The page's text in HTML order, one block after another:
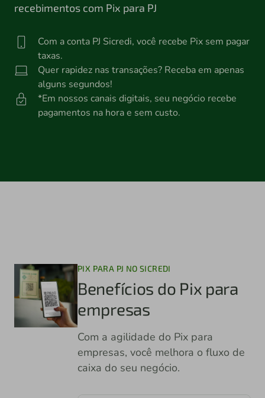
recebimentos com Pix para PJ
Com a conta PJ Sicredi, você recebe Pix sem pagar
taxas.
Quer rapidez nas transações? Receba em apenas
alguns segundos!
*Em nossos canais digitais, seu negócio recebe
pagamentos na hora e sem custo.
PIX PARA PJ NO SICREDI
Benefícios do Pix para
empresas
Com a agilidade do Pix para
empresas, você melhora o fluxo de
caixa do seu negócio.